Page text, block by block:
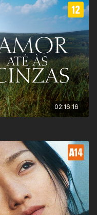
no Festival de
Temas Sensíveis
02:16:16